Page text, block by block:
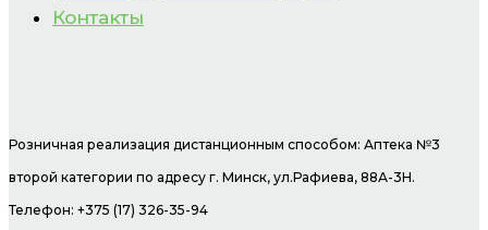
Контакты
Розничная реализация дистанционным способом: Аптека №3
второй категории по адресу г. Минск, ул.Рафиева, 88А-3Н.
Телефон: +375 (17) 326-35-94